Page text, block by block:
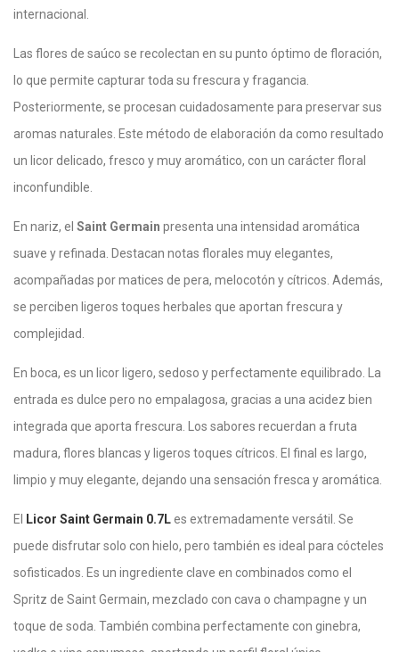
internacional.
Las flores de saúco se recolectan en su punto óptimo de floración,
lo que permite capturar toda su frescura y fragancia.
Posteriormente, se procesan cuidadosamente para preservar sus
aromas naturales. Este método de elaboración da como resultado
un licor delicado, fresco y muy aromático, con un carácter floral
inconfundible.
En nariz, el Saint Germain presenta una intensidad aromática
suave y refinada. Destacan notas florales muy elegantes,
acompañadas por matices de pera, melocotón y cítricos. Además,
se perciben ligeros toques herbales que aportan frescura y
complejidad.
En boca, es un licor ligero, sedoso y perfectamente equilibrado. La
entrada es dulce pero no empalagosa, gracias a una acidez bien
integrada que aporta frescura. Los sabores recuerdan a fruta
madura, flores blancas y ligeros toques cítricos. El final es largo,
limpio y muy elegante, dejando una sensación fresca y aromática.
El Licor Saint Germain 0.7Les extremadamente versátil. Se
puede disfrutar solo con hielo, pero también es ideal para cócteles
sofisticados. Es un ingrediente clave en combinados como el
Spritz de Saint Germain, mezclado con cava o champagne y un
toque de soda. También combina perfectamente con ginebra,